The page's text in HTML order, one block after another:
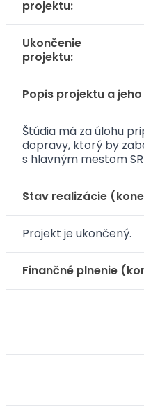
projektu:
Ukončenie
projektu:
Popis projektu a
Štúdia má za úlohu
dopravy, ktorý by
s hlavným mestom
Stav realizácie
Projekt je ukončený.
Finančné plnenie